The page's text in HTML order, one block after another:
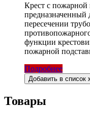
Крест с
предназначенный
пересечении
функции
пожарной
Подробнее
Добавить в список
Товары